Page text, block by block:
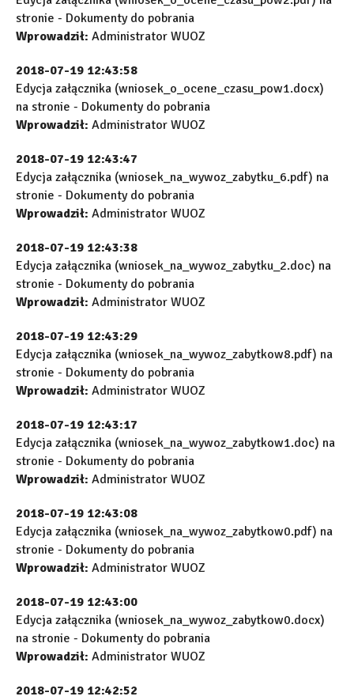
stronie - Dokumenty do pobrania
Wprowadził: Administrator WUOZ
2018-07-19 12:43:58
Edycja załącznika (wniosek_o_ocene_czasu_pow1.docx)
na stronie - Dokumenty do pobrania
Wprowadził: Administrator WUOZ
2018-07-19 12:43:47
Edycja załącznika (wniosek_na_wywoz_zabytku_6.pdf) na
stronie - Dokumenty do pobrania
Wprowadził: Administrator WUOZ
2018-07-19 12:43:38
Edycja załącznika (wniosek_na_wywoz_zabytku_2.doc) na
stronie - Dokumenty do pobrania
Wprowadził: Administrator WUOZ
2018-07-19 12:43:29
Edycja załącznika (wniosek_na_wywoz_zabytkow8.pdf) na
stronie - Dokumenty do pobrania
Wprowadził: Administrator WUOZ
2018-07-19 12:43:17
Edycja załącznika (wniosek_na_wywoz_zabytkow1.doc) na
stronie - Dokumenty do pobrania
Wprowadził: Administrator WUOZ
2018-07-19 12:43:08
Edycja załącznika (wniosek_na_wywoz_zabytkow0.pdf) na
stronie - Dokumenty do pobrania
Wprowadził: Administrator WUOZ
2018-07-19 12:43:00
Edycja załącznika (wniosek_na_wywoz_zabytkow0.docx)
na stronie - Dokumenty do pobrania
Wprowadził: Administrator WUOZ
2018-07-19 12:42:52